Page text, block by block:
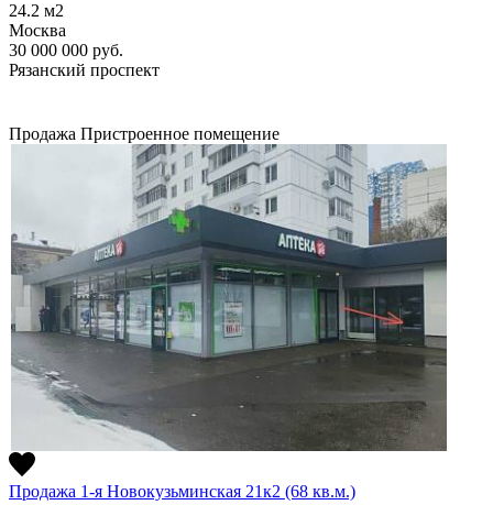
24.2 м2
Москва
30 000 000 руб.
Рязанский проспект
Продажа Пристроенное помещение
Продажа 1-я Новокузьминская 21к2 (68 кв.м.)